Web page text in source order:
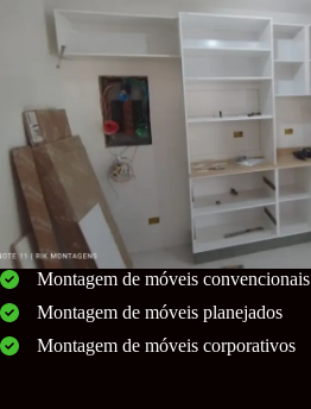
Montagem de móveis convencionais
Montagem de móveis planejados
Montagem de móveis corporativos